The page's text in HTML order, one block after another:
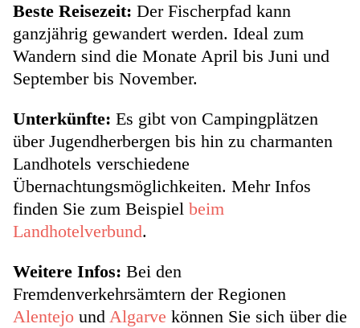
Beste Reisezeit: Der Fischerpfad kann
ganzjährig gewandert werden. Ideal zum
Wandern sind die Monate April bis Juni und
September bis November.
Unterkünfte: Es gibt von Campingplätzen
über Jugendherbergen bis hin zu charmanten
Landhotels verschiedene
Übernachtungsmöglichkeiten. Mehr Infos
finden Sie zum Beispiel beim
Landhotelverbund.
Weitere Infos: Bei den
Fremdenverkehrsämtern der Regionen
Alentejo und Algarve können Sie sich über die